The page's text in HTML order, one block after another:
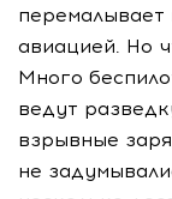
перемалывает
авиацией. Но
Много
ведут
взрывные
не